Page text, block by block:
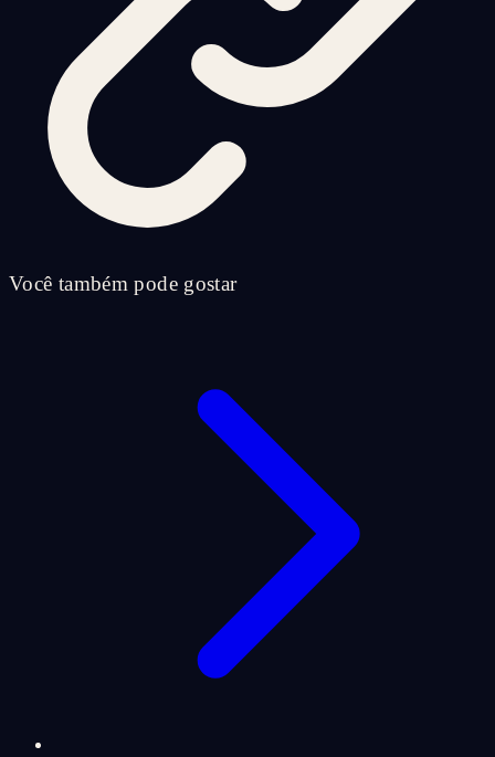
Você também pode gostar